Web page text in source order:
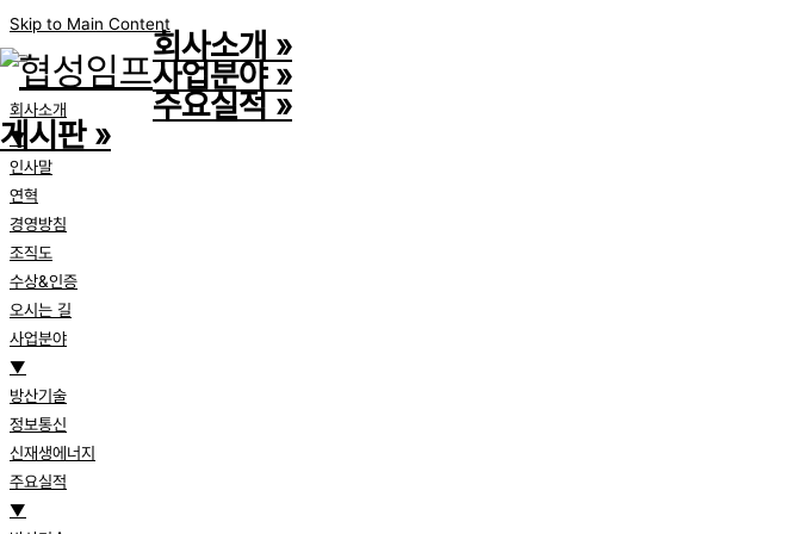
Skip to Main Content
회사소개
▼
인사말
연혁
경영방침
조직도
수상&인증
오시는 길
사업분야
▼
방산기술
정보통신
신재생에너지
주요실적
▼
회사소개 »
사업분야»
주요실적»
게시판»